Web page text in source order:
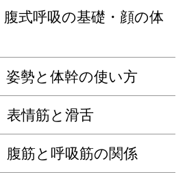
式呼吸の基礎・顔の体
勢と体幹の使い方
情筋と滑舌
筋と呼吸筋の関係